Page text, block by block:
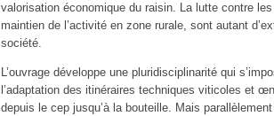
valorisation économique du raisin. La lutte contre
maintien de l’activité en zone rurale, sont autant
société.
L’ouvrage développe une pluridisciplinarité qui
l’adaptation des itinéraires techniques viticoles et
depuis le cep jusqu’à la bouteille. Mais